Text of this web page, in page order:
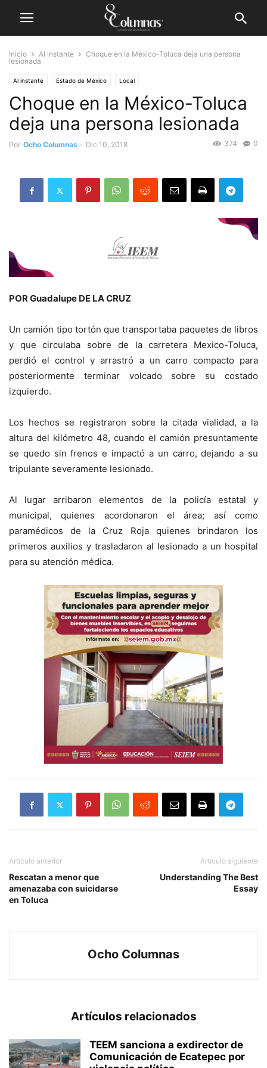
Inicio Al instante
Choque en la México-Toluca deja una persona
lesionada
Al instante Estado de México Local
Choque en la México-Toluca
deja una persona lesionada
Por Ocho Columnas - Dic 10, 2018 0
374
POR Guadalupe DE LA CRUZ
Un camión tipo tortón que transportaba paquetes de libros
y que circulaba sobre de la carretera Mexico-Toluca,
perdió el control y arrastró a un carro compacto para
posteriormente terminar volcado sobre su costado
izquierdo.
Los hechos se registraron sobre la citada vialidad, a la
altura del kilómetro 48, cuando el camión presuntamente
se quedo sin frenos e impactó a un carro, dejando a su
tripulante severamente lesionado.
Al lugar arribaron elementos de la policía estatal y
municipal, quienes acordonaron el área; así como
paramédicos de la Cruz Roja quienes brindaron los
primeros auxilios y trasladaron al lesionado a un hospital
para su atención médica.
Artículo anterior
Rescatan a menor que
amenazaba con suicidarse
en Toluca
Artículo siguiente
Understanding The Best
Essay
Ocho Columnas
Artículos relacionados
TEEM sanciona a exdirector de
Comunicación de Ecatepec por